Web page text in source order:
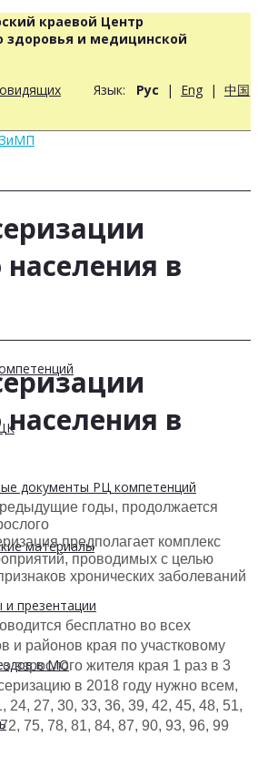
краевой Центр
здоровья и медицинской
Язык: Рус | Eng | 中国
документы РЦ компетенций
материалы
презентации
в МО
населения в
населения в
годы, продолжается
предполагает комплекс
проводимых с целью
хронических заболеваний
бесплатно во всех
и районов края по участковому
взрослого жителя края 1 раз в 3
в 2018 году нужно всем,
24, 27, 30, 33, 36, 39, 42, 45, 48, 51,
75, 78, 81, 84, 87, 90, 93, 96, 99